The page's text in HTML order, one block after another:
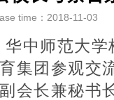
time：2018-11-03
中师范大学
集团参观交
会长兼秘书